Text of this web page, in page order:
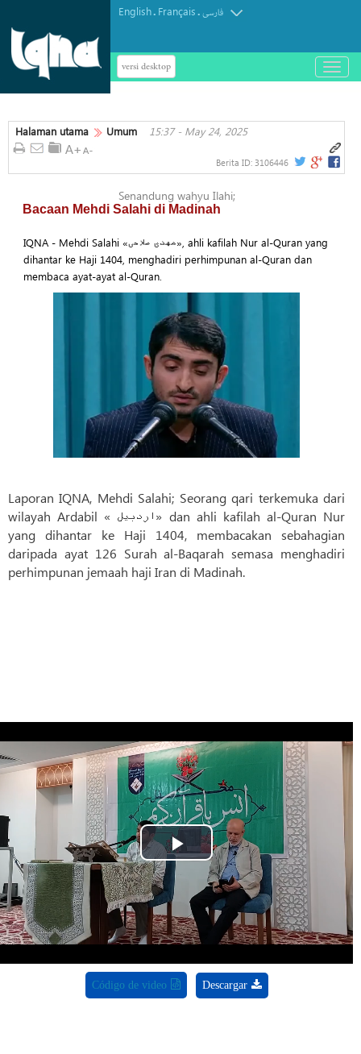
English. Français.فارسی
versi desktop
باز
و
کردن
Halaman utama Umum 15:37 - May 24, 2025
Berita ID: 3106446
Senandung wahyu Ilahi;
Bacaan Mehdi Salahi di Madinah
IQNA - Mehdi Salahi «مهدی صلاحی», ahli kafilah Nur al-Quran yang
dihantar ke Haji 1404, menghadiri perhimpunan al-Quran dan
membaca ayat-ayat al-Quran.
Laporan IQNA, Mehdi Salahi; Seorang qari terkemuka dari
wilayah Ardabil « اردبیل» dan ahli kafilah al-Quran Nur
yang dihantar ke Haji 1404, membacakan sebahagian
daripada ayat 126 Surah al-Baqarah semasa menghadiri
perhimpunan jemaah haji Iran di Madinah.
Play
Video
Código de video Descargar